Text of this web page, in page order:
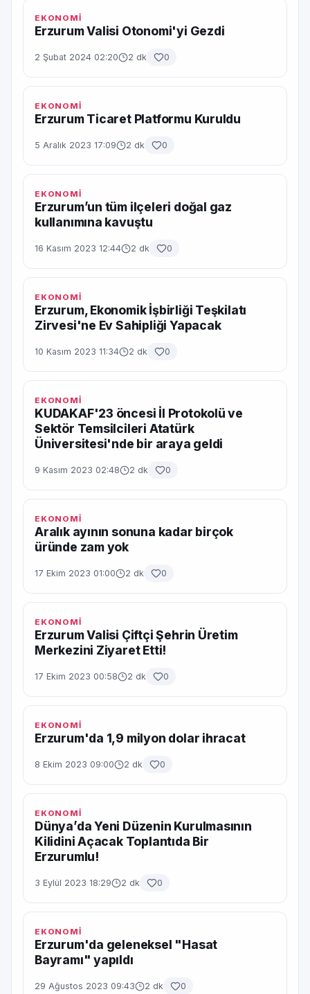
EKONOMİ
Erzurum Valisi Otonomi'yi Gezdi
2 Şubat 2024 02:20 2 dk 0
EKONOMİ
Erzurum Ticaret Platformu Kuruldu
5 Aralık 2023 17:09 2 dk 0
EKONOMİ
Erzurum’un tüm ilçeleri doğal gaz
kullanımına kavuştu
16 Kasım 2023 12:44 2 dk 0
EKONOMİ
Erzurum, Ekonomik İşbirliği Teşkilatı
Zirvesi'ne Ev Sahipliği Yapacak
10 Kasım 2023 11:34 2 dk 0
EKONOMİ
KUDAKAF'23 öncesi İl Protokolü ve
Sektör Temsilcileri Atatürk
Üniversitesi'nde bir araya geldi
9 Kasım 2023 02:48 2 dk 0
EKONOMİ
Aralık ayının sonuna kadar birçok
üründe zam yok
17 Ekim 2023 01:00 2 dk 0
EKONOMİ
Erzurum Valisi Çiftçi Şehrin Üretim
Merkezini Ziyaret Etti!
17 Ekim 2023 00:58 2 dk 0
EKONOMİ
Erzurum'da 1,9 milyon dolar ihracat
8 Ekim 2023 09:00 2 dk 0
EKONOMİ
Dünya’da Yeni Düzenin Kurulmasının
Kilidini Açacak Toplantıda Bir
Erzurumlu!
3 Eylül 2023 18:29 2 dk 0
EKONOMİ
Erzurum'da geleneksel "Hasat
Bayramı" yapıldı
29 Ağustos 2023 09:43 2 dk 0